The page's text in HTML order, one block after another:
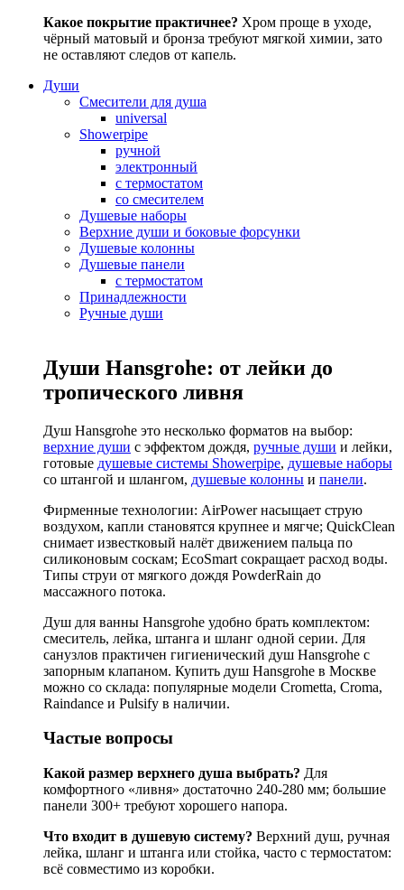
Какое покрытие практичнее? Хром проще в уходе,
чёрный матовый и бронза требуют мягкой химии, зато
не оставляют следов от капель.
Души
Смесители для душа
universal
Showerpipe
ручной
электронный
с термостатом
со смесителем
Душевые наборы
Верхние души и боковые форсунки
Душевые колонны
Душевые панели
с термостатом
Принадлежности
Ручные души
Души Hansgrohe: от лейки до
тропического ливня
Душ Hansgrohe это несколько форматов на выбор:
верхние души с эффектом дождя, ручные души и лейки,
готовые душевые системы Showerpipe, душевые наборы
со штангой и шлангом, душевые колонны и панели.
Фирменные технологии: AirPower насыщает струю
воздухом, капли становятся крупнее и мягче; QuickClean
снимает известковый налёт движением пальца по
силиконовым соскам; EcoSmart сокращает расход воды.
Типы струи от мягкого дождя PowderRain до
массажного потока.
Душ для ванны Hansgrohe удобно брать комплектом:
смеситель, лейка, штанга и шланг одной серии. Для
санузлов практичен гигиенический душ Hansgrohe с
запорным клапаном. Купить душ Hansgrohe в Москве
можно со склада: популярные модели Crometta, Croma,
Raindance и Pulsify в наличии.
Частые вопросы
Какой размер верхнего душа выбрать? Для
комфортного «ливня» достаточно 240-280 мм; большие
панели 300+ требуют хорошего напора.
Что входит в душевую систему? Верхний душ, ручная
лейка, шланг и штанга или стойка, часто с термостатом:
всё совместимо из коробки.